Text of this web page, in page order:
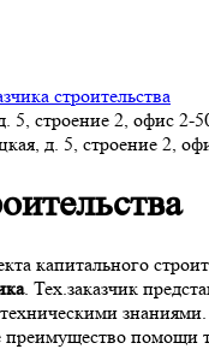
строительства
5, строение 2, офис 2-
д. 5, строение 2,
капитального
. Тех.заказчик
помощи